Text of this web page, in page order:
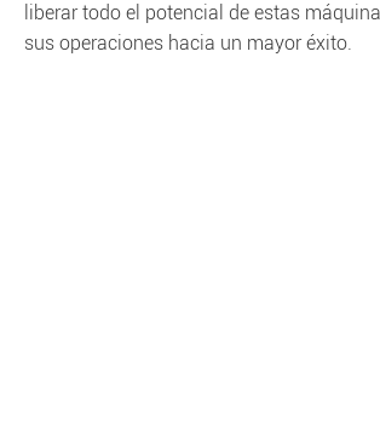
liberar todo el potencial de estas
sus operaciones hacia un mayor éxito.